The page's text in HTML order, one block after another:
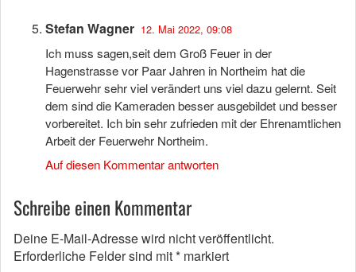
Stefan Wagner 12. Mai 2022, 09:08
Ich muss sagen,seit dem Groß Feuer in der
Hagenstrasse vor Paar Jahren in Northeim hat die
Feuerwehr sehr viel verändert uns viel dazu gelernt. Seit
dem sind die Kameraden besser ausgebildet und besser
vorbereitet. Ich bin sehr zufrieden mit der Ehrenamtlichen
Arbeit der Feuerwehr Northeim.
Auf diesen Kommentar antworten
Schreibe einen Kommentar
Deine E-Mail-Adresse wird nicht veröffentlicht.
Erforderliche Felder sind mit* markiert